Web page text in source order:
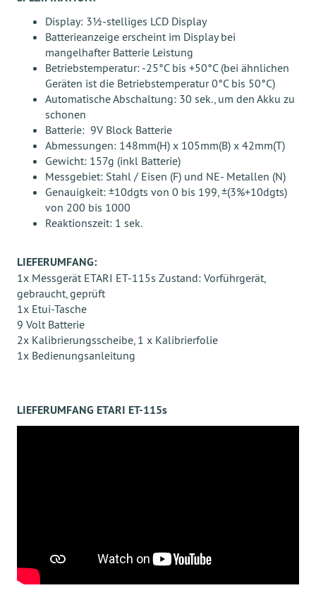
Display: 3½-stelliges LCD Display
Batterieanzeige erscheint im Display bei
mangelhafter Batterie Leistung
Betriebstemperatur: -25°C bis +50°C (bei ähnlichen
Geräten ist die Betriebstemperatur 0°C bis 50°C)
Automatische Abschaltung: 30 sek., um den Akku zu
schonen
Batterie: 9V Block Batterie
Abmessungen: 148mm(H) x 105mm(B) x 42mm(T)
Gewicht: 157g (inkl Batterie)
Messgebiet: Stahl / Eisen (F) und NE- Metallen (N)
Genauigkeit: ±10dgts von 0 bis 199, ±(3%+10dgts)
von 200 bis 1000
Reaktionszeit: 1 sek.
LIEFERUMFANG:
1x Messgerät ETARI ET-115s Zustand: Vorführgerät,
gebraucht, geprüft
1x Etui-Tasche
9 Volt Batterie
2x Kalibrierungsscheibe, 1 x Kalibrierfolie
1x Bedienungsanleitung
LIEFERUMFANG ETARI ET-115s